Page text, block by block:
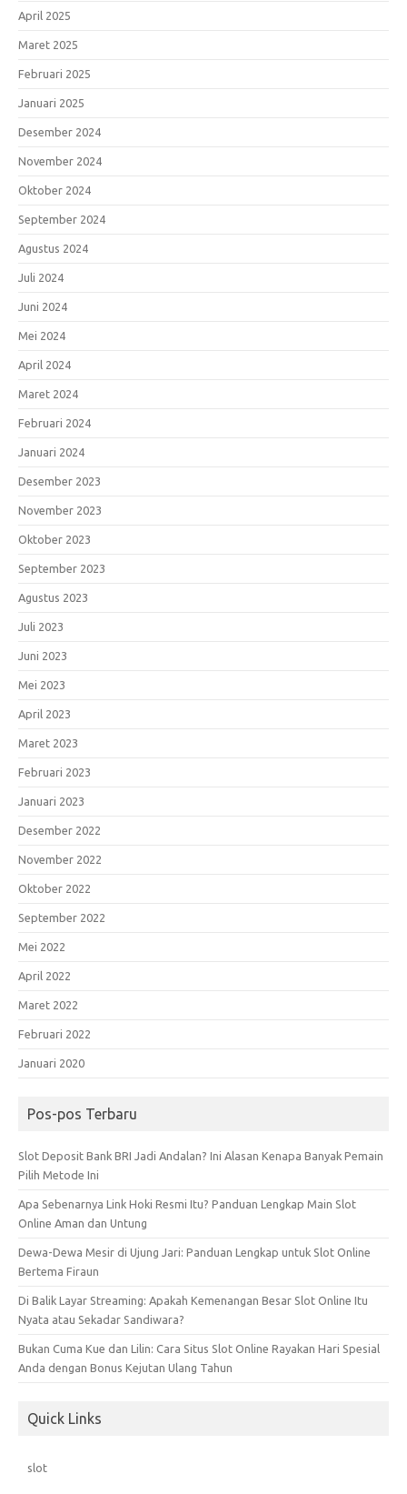
April 2025
Maret 2025
Februari 2025
Januari 2025
Desember 2024
November 2024
Oktober 2024
September 2024
Agustus 2024
Juli 2024
Juni 2024
Mei 2024
April 2024
Maret 2024
Februari 2024
Januari 2024
Desember 2023
November 2023
Oktober 2023
September 2023
Agustus 2023
Juli 2023
Juni 2023
Mei 2023
April 2023
Maret 2023
Februari 2023
Januari 2023
Desember 2022
November 2022
Oktober 2022
September 2022
Mei 2022
April 2022
Maret 2022
Februari 2022
Januari 2020
Pos-pos Terbaru
Slot Deposit Bank BRI Jadi Andalan? Ini Alasan Kenapa Banyak Pemain
Pilih Metode Ini
Apa Sebenarnya Link Hoki Resmi Itu? Panduan Lengkap Main Slot
Online Aman dan Untung
Dewa-Dewa Mesir di Ujung Jari: Panduan Lengkap untuk Slot Online
Bertema Firaun
Di Balik Layar Streaming: Apakah Kemenangan Besar Slot Online Itu
Nyata atau Sekadar Sandiwara?
Bukan Cuma Kue dan Lilin: Cara Situs Slot Online Rayakan Hari Spesial
Anda dengan Bonus Kejutan Ulang Tahun
Quick Links
slot